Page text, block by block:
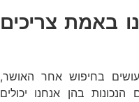
באמת צריכים
בחיפוש אחר האושר,
בהן אנחנו יכולים